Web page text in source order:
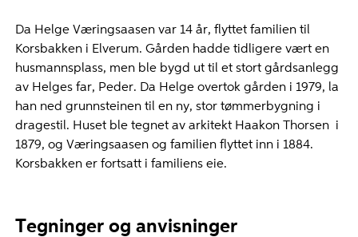
Da Helge Væringsaasen var 14 år, flyttet familien til
Korsbakken i Elverum. Gården hadde tidligere vært en
husmannsplass, men ble bygd ut til et stort gårdsanlegg
av Helges far, Peder. Da Helge overtok gården i 1979, la
han ned grunnsteinen til en ny, stor tømmerbygning i
dragestil. Huset ble tegnet av arkitekt Haakon Thorsen i
1879, og Væringsaasen og familien flyttet inn i 1884.
Korsbakken er fortsatt i familiens eie.
Tegninger og anvisninger